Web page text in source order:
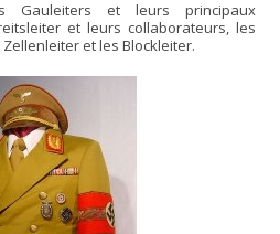
Gauleiters et leurs principaux
et leurs collaborateurs, les
et les Blockleiter.